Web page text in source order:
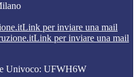
Link per inviare una mail
Link per inviare una mail
Univoco: UFWH6W